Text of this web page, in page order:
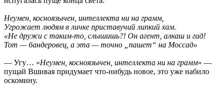
Неумен, косноязычен, интеллекта ни на грамм,
Угрожает людям в личке приставучий липкий хам.
«Не дружи с таким-то, слышишь?! Он агент, алкаш и гад!
Тот — бандеровец, а эта — точно „пашет“ на Моссад»
— Угу… «Неумен, косноязычен, интеллекта ни на грамм» —
пущай Вшивая придумает что-нибудь новое, это уже набило
оскомину.